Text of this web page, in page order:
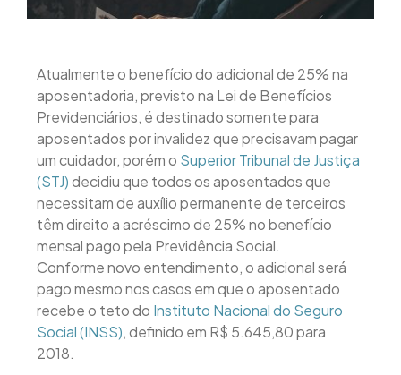
Atualmente o benefício do adicional de 25% na
aposentadoria, previsto na Lei de Benefícios
Previdenciários, é destinado somente para
aposentados por invalidez que precisavam pagar
um cuidador, porém o Superior Tribunal de Justiça
(STJ)decidiu que todos os aposentados que
necessitam de auxílio permanente de terceiros
têm direito a acréscimo de 25% no benefício
mensal pago pela Previdência Social.
Conforme novo entendimento, o adicional será
pago mesmo nos casos em que o aposentado
recebe o teto do Instituto Nacional do Seguro
Social (INSS), definido em R$ 5.645,80 para
2018.